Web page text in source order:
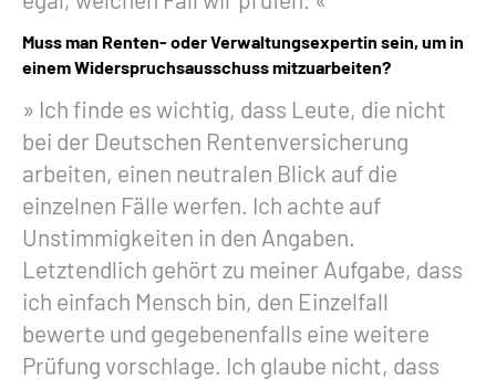
Muss man Renten- oder Verwaltungsexpertin sein, um in
einem Widerspruchsausschuss mitzuarbeiten?
Ich finde es wichtig, dass Leute, die nicht
bei der Deutschen Rentenversicherung
arbeiten, einen neutralen Blick auf die
einzelnen Fälle werfen. Ich achte auf
Unstimmigkeiten in den Angaben.
Letztendlich gehört zu meiner Aufgabe, dass
ich einfach Mensch bin, den Einzelfall
bewerte und gegebenenfalls eine weitere
Prüfung vorschlage. Ich glaube nicht, dass